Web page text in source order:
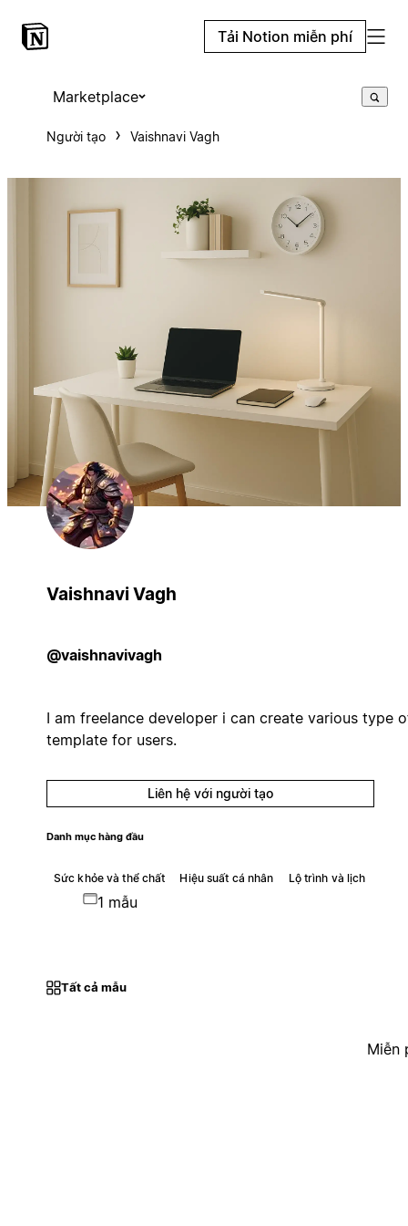
Tải Notion miễn phí
Marketplace
Người tạo Vaishnavi Vagh
Vaishnavi Vagh
@vaishnavivagh
I am freelance developer i can create various type
template for users.
Liên hệ với người tạo
Danh mục hàng đầu
Sức khỏe và thể chất Hiệu suất cá nhân Lộ trình và lịch
1 mẫu
Tất cả mẫu
Miễn